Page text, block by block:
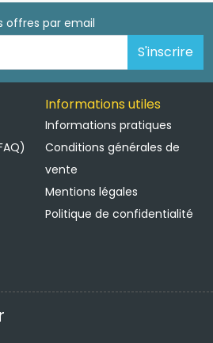
offres par email
S'inscrire
Informations utiles
Informations pratiques
Conditions générales de
vente
Mentions légales
Politique de confidentialité